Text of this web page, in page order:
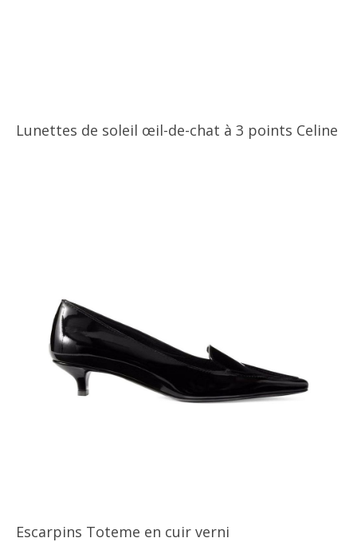
Lunettes de soleil œil-de-chat à 3 points Celine
Escarpins Toteme en cuir verni